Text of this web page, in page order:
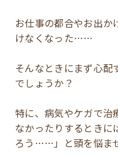
お仕事の都合やお出か
けなくなった……
そんなときにまず心配
でしょうか？
特に、病気やケガで治
なかったりするときに
ろう……」と頭を悩ま